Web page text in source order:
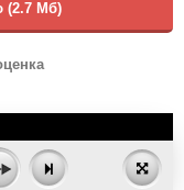
(2.7 Мб)